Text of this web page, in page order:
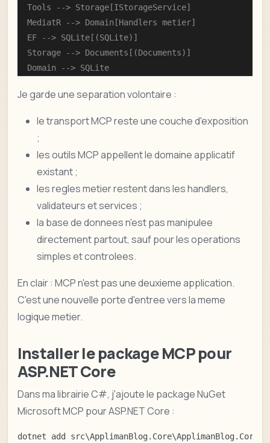
    Tools --> Storage[IStorageService]
    MediatR --> Domain[Handlers metier]
    EF --> SQLite[(SQLite)]
    Storage --> Documents[(Documents)]
    Domain --> SQLite
Je garde une separation volontaire :
le transport MCP reste une couche d'exposition
;
les outils MCP appellent le domaine applicatif
existant ;
les regles metier restent dans les handlers,
validateurs et services ;
la base de donnees n'est pas manipulee
directement partout, sauf pour les operations
simples et controlees.
En clair : MCP n'est pas une deuxieme application.
C'est une nouvelle porte d'entree vers la meme
logique metier.
Installer le package MCP pour
ASP.NET Core
Dans ma librairie C#, j'ajoute le package NuGet
Microsoft MCP pour ASP.NET Core :
dotnet add